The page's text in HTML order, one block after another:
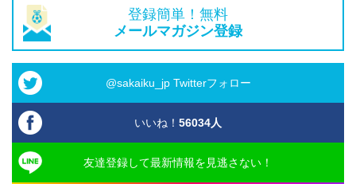
登録簡単！無料
メールマガジン登録
@sakaiku_jp Twitterフォロー
いいね！ 56034人
友達登録して最新情報を見逃さない！